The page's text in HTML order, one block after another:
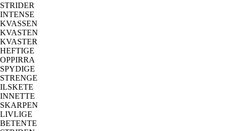
STRIDER
INTENSE
KVASSEN
KVASTEN
KVASTER
HEFTIGE
OPPIRRA
SPYDIGE
STRENGE
ILSKETE
INNETTE
SKARPEN
LIVLIGE
BETENTE